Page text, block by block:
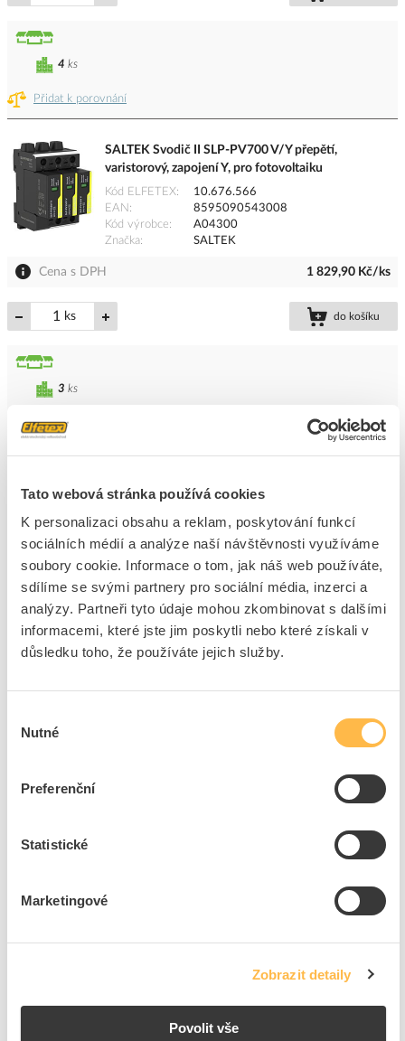
Tato webová stránka používá cookies
K personalizaci obsahu a reklam, poskytování funkcí
sociálních médií a analýze naší návštěvnosti využíváme
soubory cookie. Informace o tom, jak náš web používáte,
sdílíme se svými partnery pro sociální média, inzerci a
analýzy. Partneři tyto údaje mohou zkombinovat s dalšími
informacemi, které jste jim poskytli nebo které získali v
důsledku toho, že používáte jejich služby.
souhlasu
Nutné
Preferenční
Statistické
Marketingové
Zobrazit detaily
Povolit vše
Přidat k porovnání
4 ks
SALTEK Svodič II SLP-PV700 V/Y přepětí,
varistorový, zapojení Y, pro fotovoltaiku
Kód ELFETEX
10.676.566
EAN
8595090543008
Kód výrobce
A04300
Značka
SALTEK
Cena s DPH 1 829,90 Kč/ks
ks do košíku
Přidat k porovnání
3 ks
varistorový, zapojení U, pro fotovoltaiku
Kód ELFETEX
10.676.562
8595090536642
Kód výrobce
A03664
Značka
SALTEK
1 720,91 Kč/ks
Přidat k porovnání
3 ks
SALTEK Svodič I FLP-PV1500/Y bleskových proudů
a přepětí, varistorový, zapojení Y, pro fotovoltaiku
Cena s DPH 2 810,31 Kč/ks
ks do košíku